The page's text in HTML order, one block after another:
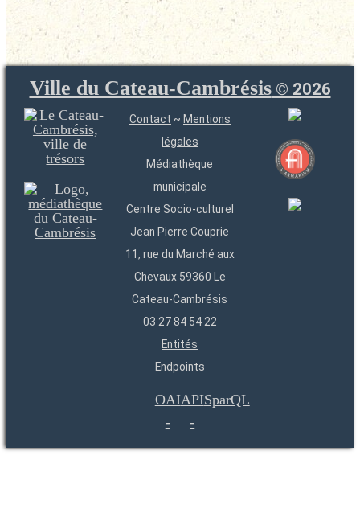
Ville du Cateau-Cambrésis© 2026
Contact ~ Mentions
légales
Médiathèque
municipale
Centre Socio-culturel
Jean Pierre Couprie
11, rue du Marché aux
Chevaux 59360 Le
Cateau-Cambrésis
03 27 84 54 22
Entités
Endpoints
OAI
-
API
-
SparQL